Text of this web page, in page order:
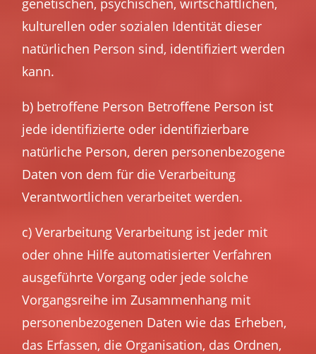
genetischen, psychischen, wirtschaftlichen,
kulturellen oder sozialen Identität dieser
natürlichen Person sind, identifiziert werden
kann.
b) betroffene Person Betroffene Person ist
jede identifizierte oder identifizierbare
natürliche Person, deren personenbezogene
Daten von dem für die Verarbeitung
Verantwortlichen verarbeitet werden.
c) Verarbeitung Verarbeitung ist jeder mit
oder ohne Hilfe automatisierter Verfahren
ausgeführte Vorgang oder jede solche
Vorgangsreihe im Zusammenhang mit
personenbezogenen Daten wie das Erheben,
das Erfassen, die Organisation, das Ordnen,